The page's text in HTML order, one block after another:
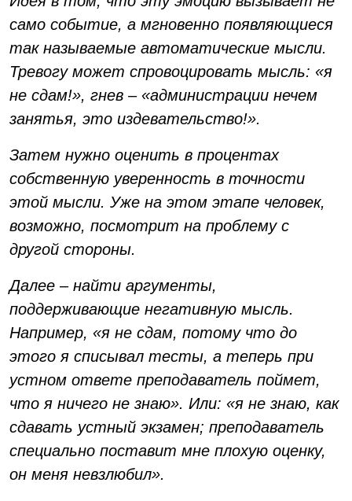
само событие, а мгновенно появляющиеся
так называемые автоматические мысли.
Тревогу может спровоцировать мысль: «я
не сдам!», гнев – «администрации нечем
занятья, это издевательство!».
Затем нужно оценить в процентах
собственную уверенность в точности
этой мысли. Уже на этом этапе человек,
возможно, посмотрит на проблему с
другой стороны.
Далее – найти аргументы,
поддерживающие негативную мысль.
Например, «я не сдам, потому что до
этого я списывал тесты, а теперь при
устном ответе преподаватель поймет,
что я ничего не знаю». Или: «я не знаю, как
сдавать устный экзамен; преподаватель
специально поставит мне плохую оценку,
он меня невзлюбил».